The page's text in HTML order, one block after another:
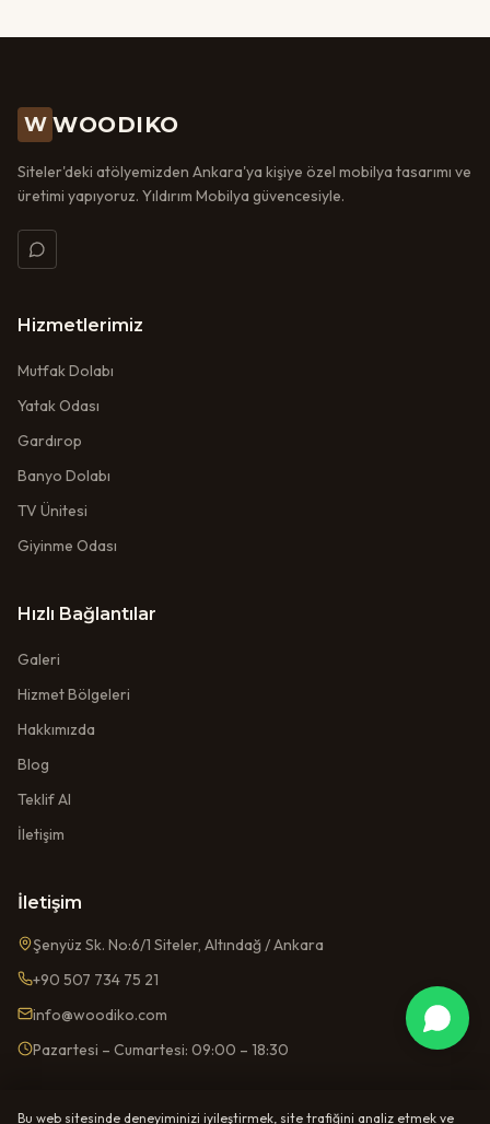
W WOODIKO
Siteler'deki atölyemizden Ankara'ya kişiye özel mobilya tasarımı ve
üretimi yapıyoruz. Yıldırım Mobilya güvencesiyle.
Hizmetlerimiz
Mutfak Dolabı
Yatak Odası
Gardırop
Banyo Dolabı
TV Ünitesi
Giyinme Odası
Hızlı Bağlantılar
Galeri
Hizmet Bölgeleri
Hakkımızda
Blog
Teklif Al
İletişim
İletişim
Şenyüz Sk. No:6/1 Siteler, Altındağ / Ankara
+90 507 734 75 21
info@woodiko.com
Pazartesi – Cumartesi: 09:00 – 18:30
Bu web sitesinde deneyiminizi iyileştirmek, site trafiğini analiz etmek ve